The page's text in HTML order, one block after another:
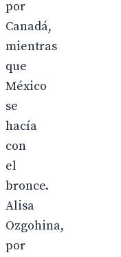
por
Canadá,
mientras
que
México
se
hacía
con
el
bronce.
Alisa
Ozgohina,
por